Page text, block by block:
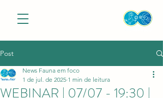
Post
WEBINAR | 07/07 - 19:30 |
News Fauna em foco
1 de jul. de 2025 1 min de leitura